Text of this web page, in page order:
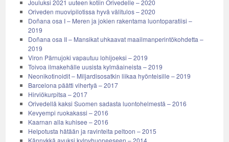
Jouluksi 2021 uuteen kotiin Orivedelle – 2020
Oriveden muovipilotissa hyvä välitulos – 2020
Doñana osa I – Meren ja jokien rakentama luontoparatiisi –
2019
Doñana osa II – Mansikat uhkaavat maailmanperintökohdetta –
2019
Viron Pärnujoki vapautuu lohijoeksi – 2019
Toivoa ilmakehälle uusista kylmäaineista – 2019
Neonikotinoidit – Miljardisosatkin liikaa hyönteisille – 2019
Barcelona päätti vihertyä – 2017
Hirviökurpitsa – 2017
Orivedellä kaksi Suomen sadasta luontohelmestä – 2016
Kevyempi ruokakassi – 2016
Kaarnan alla kuhisee – 2016
Helpotusta hätään ja ravinteita peltoon – 2015
Kännykkä avuksi kylpyhuoneeseen – 2014